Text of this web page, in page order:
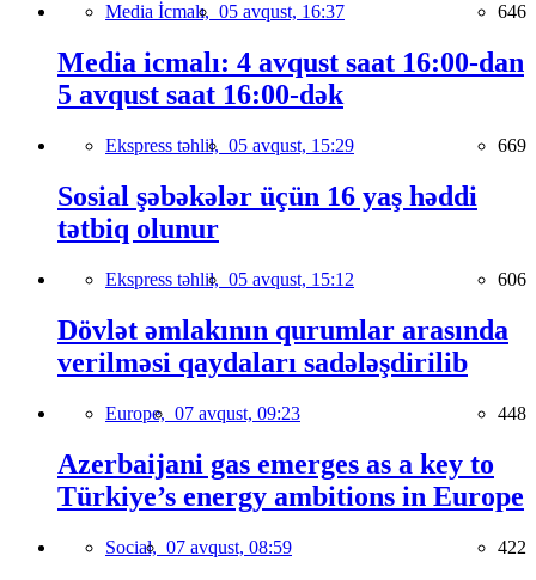
Media İcmalı, 05 avqust, 16:37 646
Media icmalı: 4 avqust saat 16:00-dan
5 avqust saat 16:00-dək
Ekspress təhlil, 05 avqust, 15:29 669
Sosial şəbəkələr üçün 16 yaş həddi
tətbiq olunur
Ekspress təhlil, 05 avqust, 15:12 606
Dövlət əmlakının qurumlar arasında
verilməsi qaydaları sadələşdirilib
Europe, 07 avqust, 09:23 448
Azerbaijani gas emerges as a key to
Türkiye’s energy ambitions in Europe
Social, 07 avqust, 08:59 422